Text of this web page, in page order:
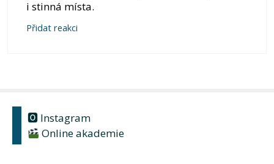
i stinná místa.
Přidat reakci
🅾 Instagram
Online akademie